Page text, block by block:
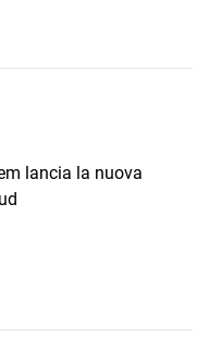
lancia la nuova